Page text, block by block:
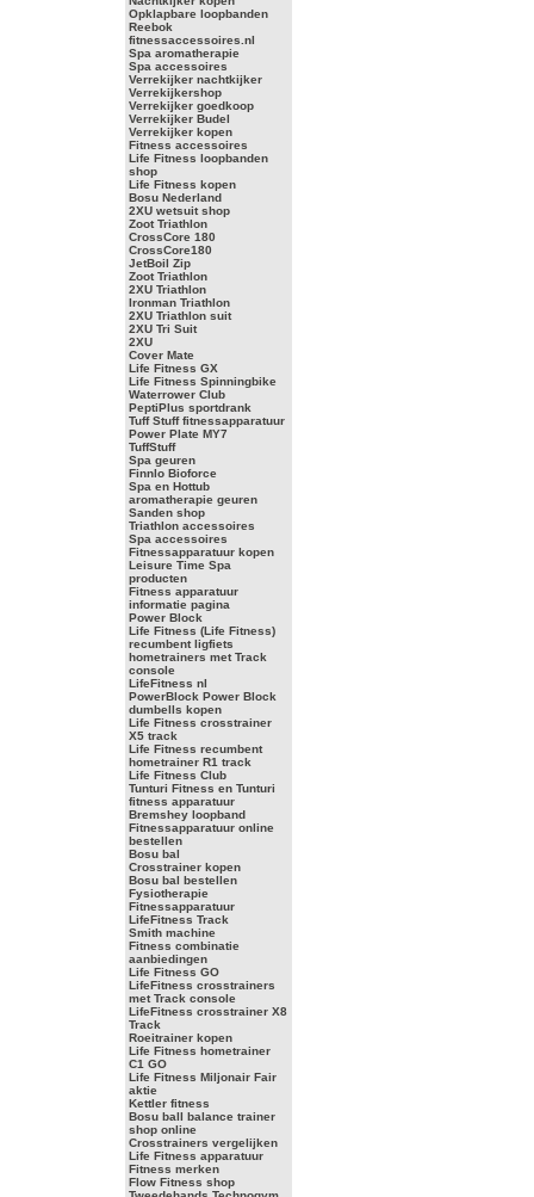
Opklapbare loopbanden
Reebok
fitnessaccessoires.nl
Spa aromatherapie
Spa accessoires
Verrekijker nachtkijker
Verrekijkershop
Verrekijker goedkoop
Verrekijker Budel
Verrekijker kopen
Fitness accessoires
Life Fitness loopbanden
shop
Life Fitness kopen
Bosu Nederland
2XU wetsuit shop
Zoot Triathlon
CrossCore 180
CrossCore180
JetBoil Zip
Zoot Triathlon
2XU Triathlon
Ironman Triathlon
2XU Triathlon suit
2XU Tri Suit
2XU
Cover Mate
Life Fitness GX
Life Fitness Spinningbike
Waterrower Club
PeptiPlus sportdrank
Tuff Stuff fitnessapparatuur
Power Plate MY7
TuffStuff
Spa geuren
Finnlo Bioforce
Spa en Hottub
aromatherapie geuren
Sanden shop
Triathlon accessoires
Spa accessoires
Fitnessapparatuur kopen
Leisure Time Spa
producten
Fitness apparatuur
informatie pagina
Power Block
Life Fitness (Life Fitness)
recumbent ligfiets
hometrainers met Track
console
LifeFitness nl
PowerBlock Power Block
dumbells kopen
Life Fitness crosstrainer
X5 track
Life Fitness recumbent
hometrainer R1 track
Life Fitness Club
Tunturi Fitness en Tunturi
fitness apparatuur
Bremshey loopband
Fitnessapparatuur online
bestellen
Bosu bal
Crosstrainer kopen
Bosu bal bestellen
Fysiotherapie
Fitnessapparatuur
LifeFitness Track
Smith machine
Fitness combinatie
aanbiedingen
Life Fitness GO
LifeFitness crosstrainers
met Track console
LifeFitness crosstrainer X8
Track
Roeitrainer kopen
Life Fitness hometrainer
C1 GO
Life Fitness Miljonair Fair
aktie
Kettler fitness
Bosu ball balance trainer
shop online
Crosstrainers vergelijken
Life Fitness apparatuur
Fitness merken
Flow Fitness shop